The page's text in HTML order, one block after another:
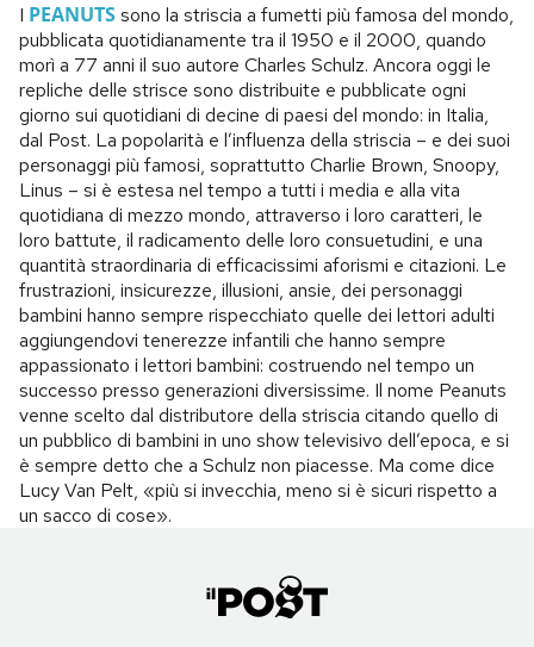
I PEANUTSsono la striscia a fumetti più famosa del mondo,
pubblicata quotidianamente tra il 1950 e il 2000, quando
morì a 77 anni il suo autore Charles Schulz. Ancora oggi le
repliche delle strisce sono distribuite e pubblicate ogni
giorno sui quotidiani di decine di paesi del mondo: in Italia,
dal Post. La popolarità e l’influenza della striscia – e dei suoi
personaggi più famosi, soprattutto Charlie Brown, Snoopy,
Linus – si è estesa nel tempo a tutti i media e alla vita
quotidiana di mezzo mondo, attraverso i loro caratteri, le
loro battute, il radicamento delle loro consuetudini, e una
quantità straordinaria di efficacissimi aforismi e citazioni. Le
frustrazioni, insicurezze, illusioni, ansie, dei personaggi
bambini hanno sempre rispecchiato quelle dei lettori adulti
aggiungendovi tenerezze infantili che hanno sempre
appassionato i lettori bambini: costruendo nel tempo un
successo presso generazioni diversissime. Il nome Peanuts
venne scelto dal distributore della striscia citando quello di
un pubblico di bambini in uno show televisivo dell’epoca, e si
è sempre detto che a Schulz non piacesse. Ma come dice
Lucy Van Pelt, «più si invecchia, meno si è sicuri rispetto a
un sacco di cose».